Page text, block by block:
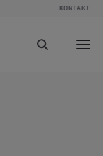
KONTAKT